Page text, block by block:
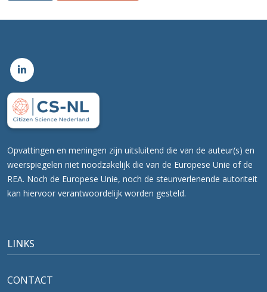
Opvattingen en meningen zijn uitsluitend die van de auteur(s) en
weerspiegelen niet noodzakelijk die van de Europese Unie of de
REA. Noch de Europese Unie, noch de steunverlenende autoriteit
kan hiervoor verantwoordelijk worden gesteld.
LINKS
CONTACT